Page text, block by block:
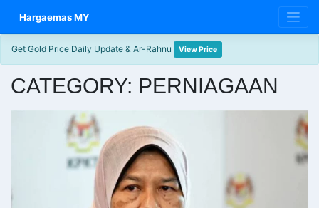
content
Hargaemas MY
Get Gold Price Daily Update & Ar-Rahnu View Price
CATEGORY: PERNIAGAAN